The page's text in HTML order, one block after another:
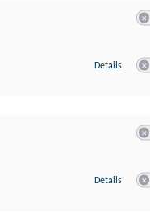
Details zu
Details zu